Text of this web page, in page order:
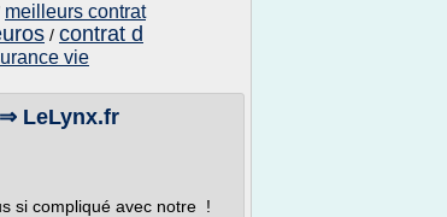
meilleurs contrat
/ contrat d
vie
LeLynx.fr
si compliqué avec notre !